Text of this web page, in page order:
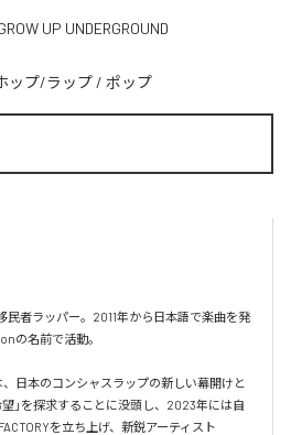
UP UNDERGROUND
ップ/ラップ / ポップ
民者ラッパー。2011年から日本語で楽曲を発
の名前で活動。
、日本のコンシャスラップの新しい幕開けと
」を探求することに没頭し、2023年には自
を立ち上げ、新鋭アーティスト